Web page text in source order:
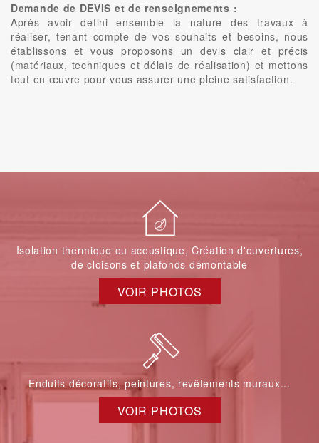
Demande de DEVIS et de renseignements :
Après avoir défini ensemble la nature des travaux à
réaliser, tenant compte de vos souhaits et besoins, nous
établissons et vous proposons un devis clair et précis
(matériaux, techniques et délais de réalisation) et mettons
tout en œuvre pour vous assurer une pleine satisfaction.
Isolation thermique ou acoustique, Création d'ouvertures,
de cloisons et plafonds démontable
VOIR PHOTOS
Enduits décoratifs, peintures, revêtements muraux...
VOIR PHOTOS